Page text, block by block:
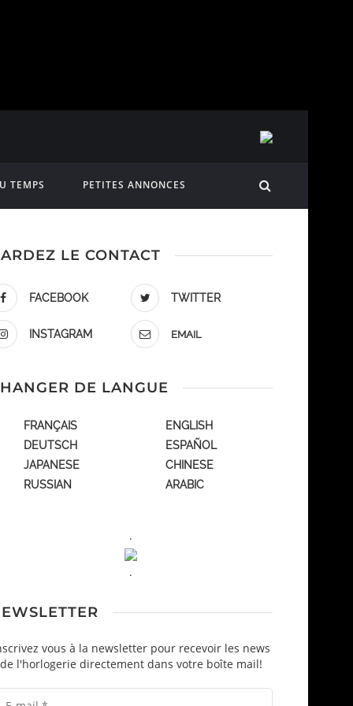
TEMPS PETITES ANNONCES
LE CONTACT
FACEBOOK TWITTER
INSTAGRAM EMAIL
DE LANGUE
FRANÇAIS
ENGLISH
DEUTSCH
ESPAÑOL
JAPANESE
CHINESE
RUSSIAN
ARABIC
.
.
vous à la newsletter pour recevoir les news
de l'horlogerie directement dans votre boîte mail!